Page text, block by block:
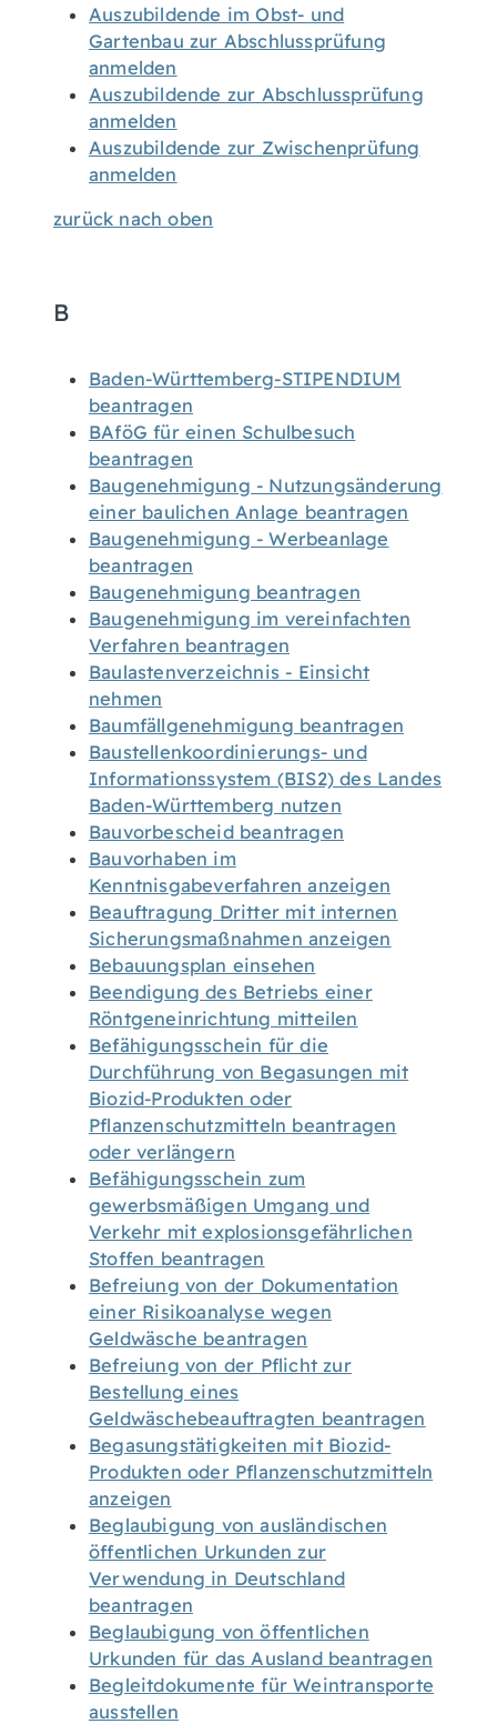
Auszubildende im Obst- und
Gartenbau zur Abschlussprüfung
anmelden
Auszubildende zur Abschlussprüfung
anmelden
Auszubildende zur Zwischenprüfung
anmelden
zurück nach oben
B
Baden-Württemberg-STIPENDIUM
beantragen
BAföG für einen Schulbesuch
beantragen
Baugenehmigung - Nutzungsänderung
einer baulichen Anlage beantragen
Baugenehmigung - Werbeanlage
beantragen
Baugenehmigung beantragen
Baugenehmigung im vereinfachten
Verfahren beantragen
Baulastenverzeichnis - Einsicht
nehmen
Baumfällgenehmigung beantragen
Baustellenkoordinierungs- und
Informationssystem (BIS2) des Landes
Baden-Württemberg nutzen
Bauvorbescheid beantragen
Bauvorhaben im
Kenntnisgabeverfahren anzeigen
Beauftragung Dritter mit internen
Sicherungsmaßnahmen anzeigen
Bebauungsplan einsehen
Beendigung des Betriebs einer
Röntgeneinrichtung mitteilen
Befähigungsschein für die
Durchführung von Begasungen mit
Biozid-Produkten oder
Pflanzenschutzmitteln beantragen
oder verlängern
Befähigungsschein zum
gewerbsmäßigen Umgang und
Verkehr mit explosionsgefährlichen
Stoffen beantragen
Befreiung von der Dokumentation
einer Risikoanalyse wegen
Geldwäsche beantragen
Befreiung von der Pflicht zur
Bestellung eines
Geldwäschebeauftragten beantragen
Begasungstätigkeiten mit Biozid-
Produkten oder Pflanzenschutzmitteln
anzeigen
Beglaubigung von ausländischen
öffentlichen Urkunden zur
Verwendung in Deutschland
beantragen
Beglaubigung von öffentlichen
Urkunden für das Ausland beantragen
Begleitdokumente für Weintransporte
ausstellen